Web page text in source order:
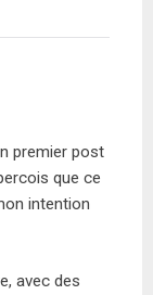
premier post
que ce
intention
avec des